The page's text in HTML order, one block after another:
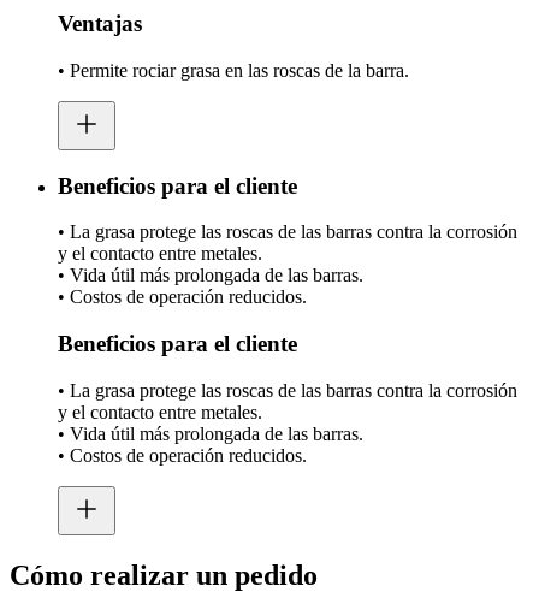
Ventajas
• Permite rociar grasa en las roscas de la barra.
Beneficios para el cliente
• La grasa protege las roscas de las barras contra la corrosión
y el contacto entre metales.
• Vida útil más prolongada de las barras.
• Costos de operación reducidos.
Beneficios para el cliente
• La grasa protege las roscas de las barras contra la corrosión
y el contacto entre metales.
• Vida útil más prolongada de las barras.
• Costos de operación reducidos.
Cómo realizar un pedido